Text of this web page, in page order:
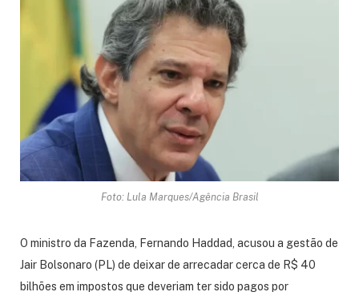
Foto: Lula Marques/Agência Brasil
O ministro da Fazenda, Fernando Haddad, acusou a gestão de
Jair Bolsonaro (PL) de deixar de arrecadar cerca de R$ 40
bilhões em impostos que deveriam ter sido pagos por